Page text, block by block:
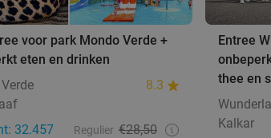
voor park Mondo Verde +
eten en drinken
8.3
32.457
Regulier €28,50
Entree
thee en
Kalkar